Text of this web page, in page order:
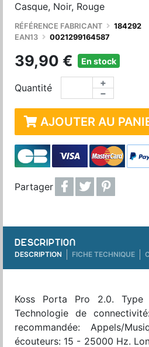
Casque, Noir, Rouge
RÉFÉRENCE FABRICANT
184292
EAN13
0021299164587
39,90 € En stock
Quantité −
+
AJOUTER AU
Partager
DESCRIPTION
DESCRIPTION FICHE TECHNIQUE
Koss Porta Pro 2.0. Type
Technologie de
recommandée: Appels/
écouteurs: 15 - 25000 Hz.